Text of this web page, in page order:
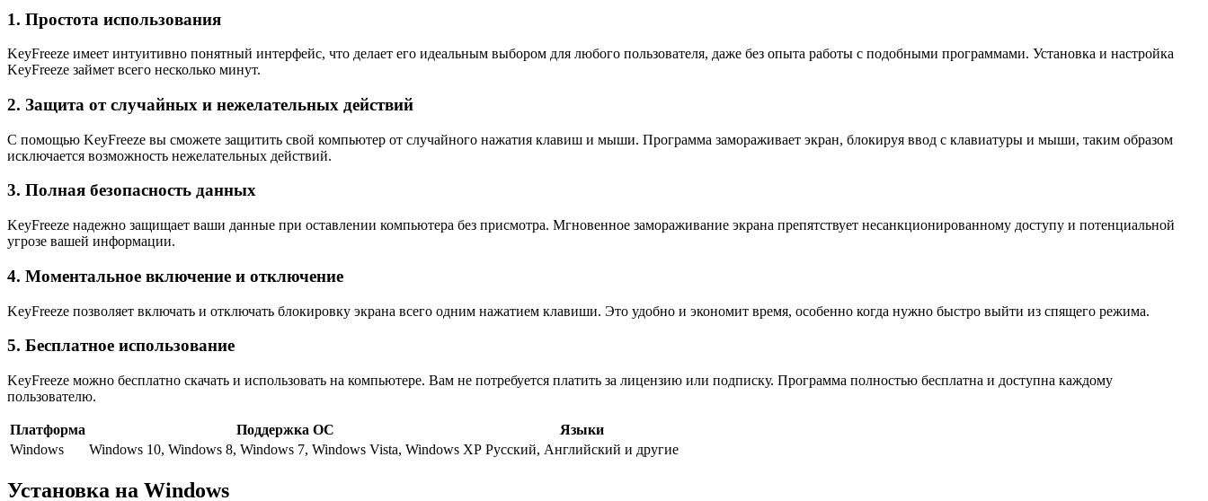
1. Простота использования
KeyFreeze имеет интуитивно понятный интерфейс, что делает его идеальным выбором для любого пользователя, даже без опыта работы с подобными программами. Установка и настройка
KeyFreeze займет всего несколько минут.
2. Защита от случайных и нежелательных действий
С помощью KeyFreeze вы сможете защитить свой компьютер от случайного нажатия клавиш и мыши. Программа замораживает экран, блокируя ввод с клавиатуры и мыши, таким образом
исключается возможность нежелательных действий.
3. Полная безопасность данных
KeyFreeze надежно защищает ваши данные при оставлении компьютера без присмотра. Мгновенное замораживание экрана препятствует несанкционированному доступу и потенциальной
угрозе вашей информации.
4. Моментальное включение и отключение
KeyFreeze позволяет включать и отключать блокировку экрана всего одним нажатием клавиши. Это удобно и экономит время, особенно когда нужно быстро выйти из спящего режима.
5. Бесплатное использование
KeyFreeze можно бесплатно скачать и использовать на компьютере. Вам не потребуется платить за лицензию или подписку. Программа полностью бесплатна и доступна каждому
пользователю.
Платформа Поддержка ОС
Языки
Windows
Windows 10, Windows 8, Windows 7, Windows Vista, Windows XP Русский, Английский и другие
Установка на Windows